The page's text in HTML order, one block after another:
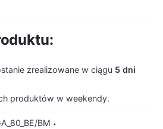
zrealizowane w ciągu 5 dni
produktów w weekendy.
BM